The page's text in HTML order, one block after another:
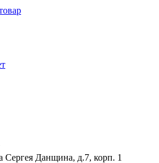
Сергея Данщина, д.7, корп. 1